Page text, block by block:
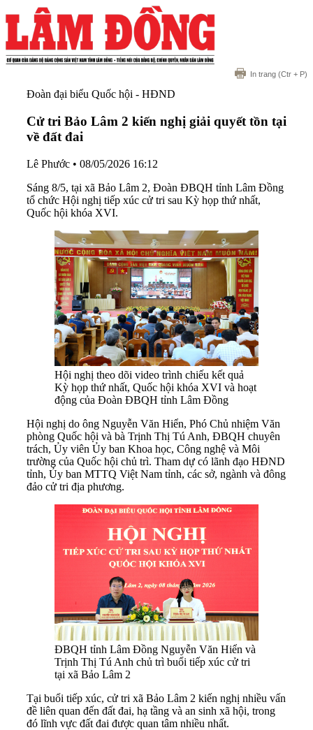
In trang (Ctr + P)
Đoàn đại biểu Quốc hội - HĐND
Cử tri Bảo Lâm 2 kiến nghị giải quyết tồn tại
về đất đai
Lê Phước • 08/05/2026 16:12
Sáng 8/5, tại xã Bảo Lâm 2, Đoàn ĐBQH tỉnh Lâm Đồng
tổ chức Hội nghị tiếp xúc cử tri sau Kỳ họp thứ nhất,
Quốc hội khóa XVI.
Hội nghị theo dõi video trình chiếu kết quả
Kỳ họp thứ nhất, Quốc hội khóa XVI và hoạt
động của Đoàn ĐBQH tỉnh Lâm Đồng
Hội nghị do ông Nguyễn Văn Hiển, Phó Chủ nhiệm Văn
phòng Quốc hội và bà Trịnh Thị Tú Anh, ĐBQH chuyên
trách, Ủy viên Ủy ban Khoa học, Công nghệ và Môi
trường của Quốc hội chủ trì. Tham dự có lãnh đạo HĐND
tỉnh, Ủy ban MTTQ Việt Nam tỉnh, các sở, ngành và đông
đảo cử tri địa phương.
ĐBQH tỉnh Lâm Đồng Nguyễn Văn Hiển và
Trịnh Thị Tú Anh chủ trì buổi tiếp xúc cử tri
tại xã Bảo Lâm 2
Tại buổi tiếp xúc, cử tri xã Bảo Lâm 2 kiến nghị nhiều vấn
đề liên quan đến đất đai, hạ tầng và an sinh xã hội, trong
đó lĩnh vực đất đai được quan tâm nhiều nhất.